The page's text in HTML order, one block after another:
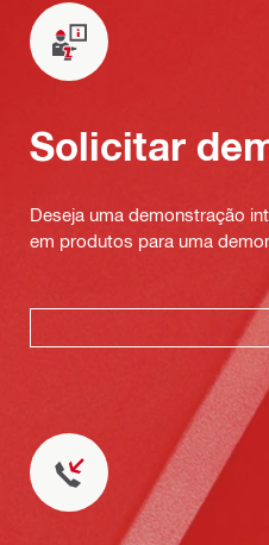
Solicitar
Deseja uma demonstração
em produtos para uma